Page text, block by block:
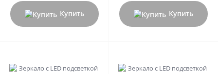
Купить Купить